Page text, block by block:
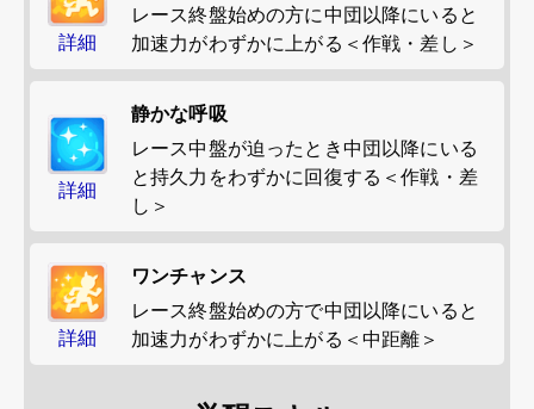
詳細
レース終盤始めの方に中団以降にいると
加速力がわずかに上がる＜作戦・差し＞
詳細
静かな呼吸
レース中盤が迫ったとき中団以降にいる
と持久力をわずかに回復する＜作戦・差
し＞
詳細
ワンチャンス
レース終盤始めの方で中団以降にいると
加速力がわずかに上がる＜中距離＞